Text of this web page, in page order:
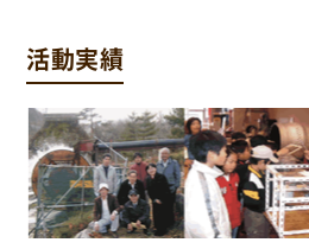
活動実績